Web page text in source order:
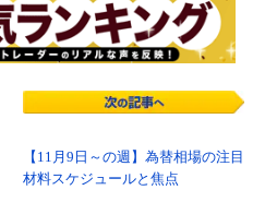
【11月9日～の週】為替相場の注目
材料スケジュールと焦点